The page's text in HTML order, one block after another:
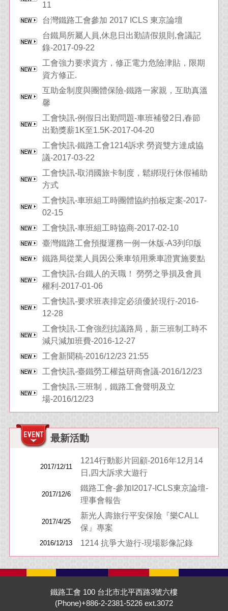
11
台灣鐵路工會參加 2017 ICLS 東京論壇
台鐵局所屬人員,休息日出勤請假規則,會議記
錄-2017-09-22
工會強力要求資方，修正電力危險津貼，限期
資方修正.
互助金制度與團體保險-鐵路一家親，互助真溫
馨
工會快訊-例假日出勤問題-車班補發2日,春節
出勤獎薪1K至1.5K-2017-04-20
工會快訊-鐵路工會1214訴求 勞資雙方達成協
議-2017-03-22
工會快訊-取消國旅卡制度，鬆綁現行休假補助
方式
工會快訊-車班組工時團體協約拍板定案-2017-
02-15
工會快訊-車班組工時協商-2017-02-10
臺灣鐵路工會預擬運務一例一休版-A3列印版
鐵路局從業人員因公乘車領用乘車證實施要點
工會快訊-台鐵人的天職！ 勞勞之爭損及會員
權利-2017-01-06
工會快訊-要求班表排定必須優於現行-2016-
12-28
工會快訊-工會強烈抗議路局，新三班制工時不
減只減加班費-2016-12-27
工會新聞稿-2016/12/23 21:55
工會快訊-臺鐵勞工權益研商會議-2016/12/23
工會快訊-三班制，鐵路工會聲明及立
場-2016/12/23
最新活動
2017/12/11
1214行動影片回顧-2016年12月14
日,四大訴求大遊行
2017/12/6
鐵路工會-參加I2017-ICLS東京論壇-
理事會報告
2017/4/25
新光人壽旅行平安保險『樂CALL
保』專案
2016/12/13 1214 抗爭大遊行-現場影像記錄
鐵路工會 100 台北市北平西路3號六樓
(Phone)+886-2-2381-5226 ext.3072